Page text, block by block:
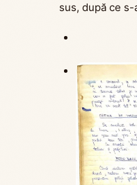
sus, după ce s-